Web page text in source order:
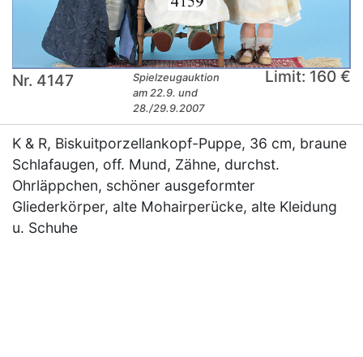
Nr. 4147
Spielzeugauktion
am 22.9. und
28./29.9.2007
Limit: 160 €
K & R, Biskuitporzellankopf-Puppe, 36 cm, braune
Schlafaugen, off. Mund, Zähne, durchst.
Ohrläppchen, schöner ausgeformter
Gliederkörper, alte Mohairperücke, alte Kleidung
u. Schuhe